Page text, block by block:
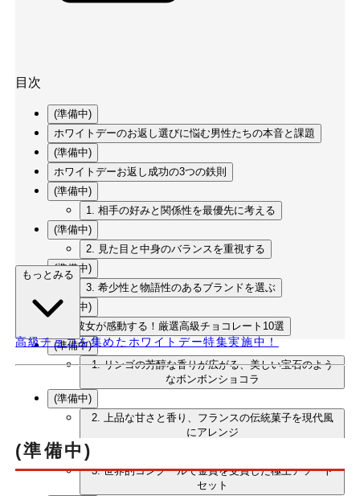
目次
(準備中)
ホワイトデーのお返し選びに悩む男性たちの本音と課題
(準備中)
ホワイトデーお返し成功の3つの鉄則
(準備中)
1. 相手の好みと関係性を最優先に考える
(準備中)
2. 見た目と中身のバランスを重視する
(準備中)
3. 希少性と物語性のあるブランドを選ぶ
(準備中)
本命彼女が感動する！厳選高級チョコレート10選
(準備中)
1. リンゴの芳醇な香りが広がる、美しい宝石のよう
なボンボンショコラ
(準備中)
2. 上品な甘さと香り、フランスの伝統菓子を現代風
にアレンジ
(準備中)
3. 世界的コンクールで金賞を受賞した極上アソート
セット
もっとみる
高級チョコを集めたホワイトデー特集実施中！
(準備中)